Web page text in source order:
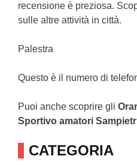
recensione è preziosa.
sulle altre attività in città.
Palestra
Questo è il numero di
Puoi anche scoprire gli
Sportivo amatori
CATEGORIA